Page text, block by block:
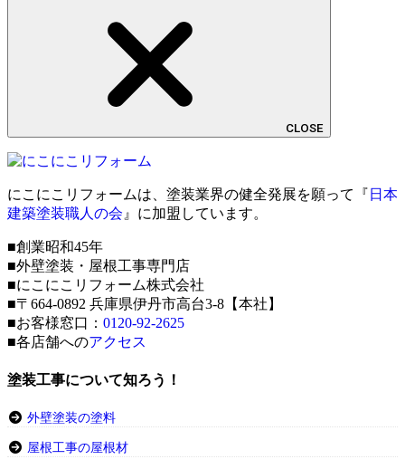
CLOSE
にこにこリフォームは、塗装業界の健全発展を願って『 日本
建築塗装職人の会 』に加盟しています。
■創業昭和45年
■外壁塗装・屋根工事専門店
■にこにこリフォーム株式会社
■〒664-0892 兵庫県伊丹市高台3-8【本社】
■お客様窓口： 0120-92-2625
■各店舗へのアクセス
塗装工事について知ろう！
外壁塗装の塗料
屋根工事の屋根材